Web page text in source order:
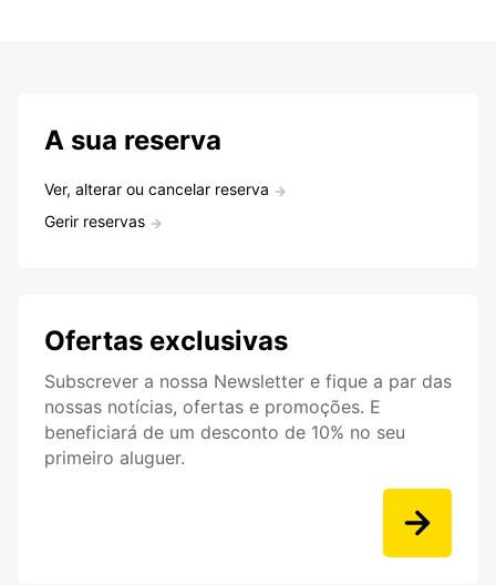
A sua reserva
Ver, alterar ou cancelar reserva
Gerir reservas
Ofertas exclusivas
Subscrever a nossa Newsletter e fique a par das
nossas notícias, ofertas e promoções. E
beneficiará de um desconto de 10% no seu
primeiro aluguer.